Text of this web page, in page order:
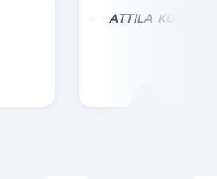
ATTILA KOLES